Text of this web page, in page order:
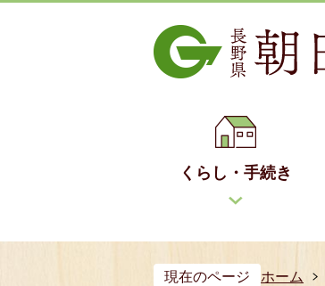
くらし・手続き
現在のページ ホーム